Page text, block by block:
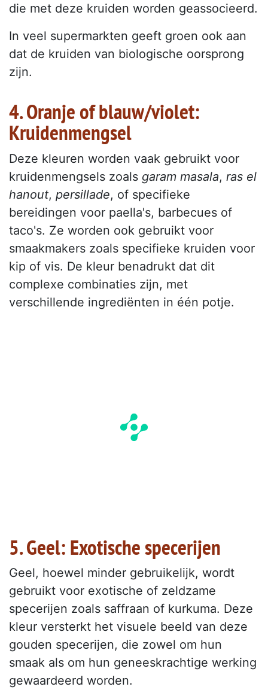
die met deze kruiden worden geassocieerd.
In veel supermarkten geeft groen ook aan
dat de kruiden van biologische oorsprong
zijn.
4. Oranje of blauw/violet:
Kruidenmengsel
Deze kleuren worden vaak gebruikt voor
kruidenmengsels zoals garam masala, ras el
hanout, persillade, of specifieke
bereidingen voor paella's, barbecues of
taco's. Ze worden ook gebruikt voor
smaakmakers zoals specifieke kruiden voor
kip of vis. De kleur benadrukt dat dit
complexe combinaties zijn, met
verschillende ingrediënten in één potje.
5. Geel: Exotische specerijen
Geel, hoewel minder gebruikelijk, wordt
gebruikt voor exotische of zeldzame
specerijen zoals saffraan of kurkuma. Deze
kleur versterkt het visuele beeld van deze
gouden specerijen, die zowel om hun
smaak als om hun geneeskrachtige werking
gewaardeerd worden.